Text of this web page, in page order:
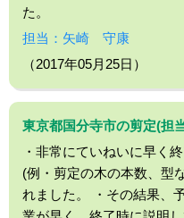
た。
担当：矢崎 守康
（2017年05月25日）
東京都国分寺市の剪定(担
・非常にていねいに早く
(例・剪定の木の本数、型
れました。 ・その結果、